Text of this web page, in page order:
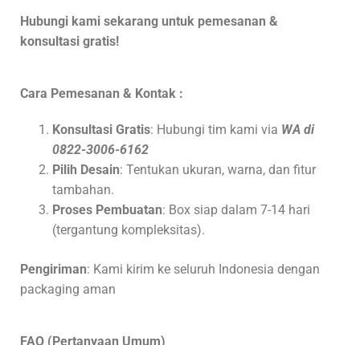
Hubungi kami sekarang untuk pemesanan &
konsultasi gratis!
Cara Pemesanan & Kontak :
Konsultasi Gratis: Hubungi tim kami via WA di
0822-3006-6162
Pilih Desain: Tentukan ukuran, warna, dan fitur
tambahan.
Proses Pembuatan: Box siap dalam 7-14 hari
(tergantung kompleksitas).
Pengiriman: Kami kirim ke seluruh Indonesia dengan
packaging aman
FAQ (Pertanyaan Umum)